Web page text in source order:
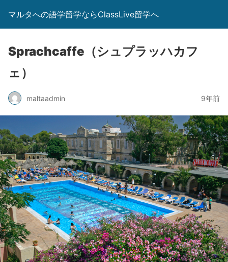
マルタへの語学留学ならClassLive留学へ
Sprachcaffe（シュプラッハカフ
ェ）
maltaadmin 9年前